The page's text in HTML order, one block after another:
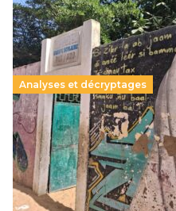
Analyses et décryptages
258 millions d’enfants
chocs climatiques et
population
11 juillet 2026- National
Un nouveau rapport